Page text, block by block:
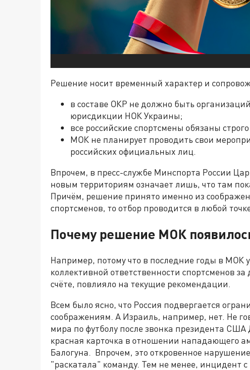
Решение носит временный характер и
в составе ОКР не должно быть
юрисдикции НОК Украины;
все российские спортсмены обязаны
МОК не планирует проводить свои
российских официальных лиц.
Впрочем, в пресс-службе Минспорта России
новым территориям означает лишь, что там
Причём, решение принято именно из
спортсменов, то отбор проводится в любой
Почему решение МОК
Например, потому что в последние годы в МОК
коллективной ответственности спортсменов
счёте, повлияло на текущие рекомендации.
Всем было ясно, что Россия подвергается
соображениям. А Израиль, например, нет. Не
мира по футболу после звонка президента
красная карточка в отношении нападающего
Балогуна. Впрочем, это откровенное
"раскатала" команду. Тем не менее, инцидент с